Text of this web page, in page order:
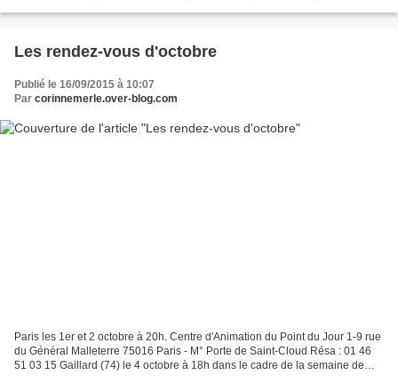
Les rendez-vous d'octobre
Publié le 16/09/2015 à 10:07
Par corinnemerle.over-blog.com
Paris les 1er et 2 octobre à 20h. Centre d'Animation du Point du Jour 1-9 rue
du Général Malleterre 75016 Paris - M° Porte de Saint-Cloud Résa : 01 46
51 03 15 Gaillard (74) le 4 octobre à 18h dans le cadre de la semaine de